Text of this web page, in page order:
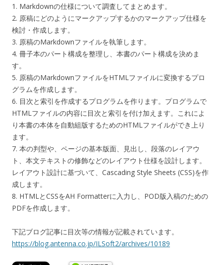
1. Markdownの仕様について調査してまとめます。
2. 原稿にどのようにマークアップするかのマークアップ仕様を
検討・作成します。
3. 原稿のMarkdownファイルを執筆します。
4. 冊子本のパート構成を整理し、本書のパート構成を決めま
す。
5. 原稿のMarkdownファイルをHTMLファイルに変換するプロ
グラムを作成します。
6. 目次と索引を作成するプログラムを作ります。プログラムで
HTMLファイルの内容に目次と索引を付け加えます。これによ
り本書の本体を自動組版するためのHTMLファイルができ上り
ます。
7. 本の判型や、ページの基本版面、見出し、段落のレイアウ
ト、本文テキストの修飾などのレイアウト仕様を設計します。
レイアウト設計に基づいて、Cascading Style Sheets (CSS)を作
成します。
8. HTMLとCSSをAH Formatterに入力し、POD版入稿のための
PDFを作成します。
下記ブログ記事に目次等の情報が記載されています。
https://blog.antenna.co.jp/ILSoft2/archives/10189